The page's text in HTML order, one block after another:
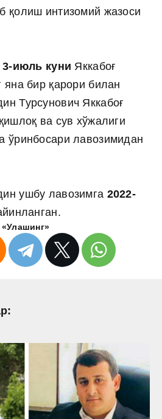
қолиш интизомий жазоси
3-июль куни Яккабоғ
яна бир қарори билан
Турсунович Яккабоғ
ва сув хўжалиги
ўринбосари лавозимидан
ушбу лавозимга 2022-
«Улашинг»